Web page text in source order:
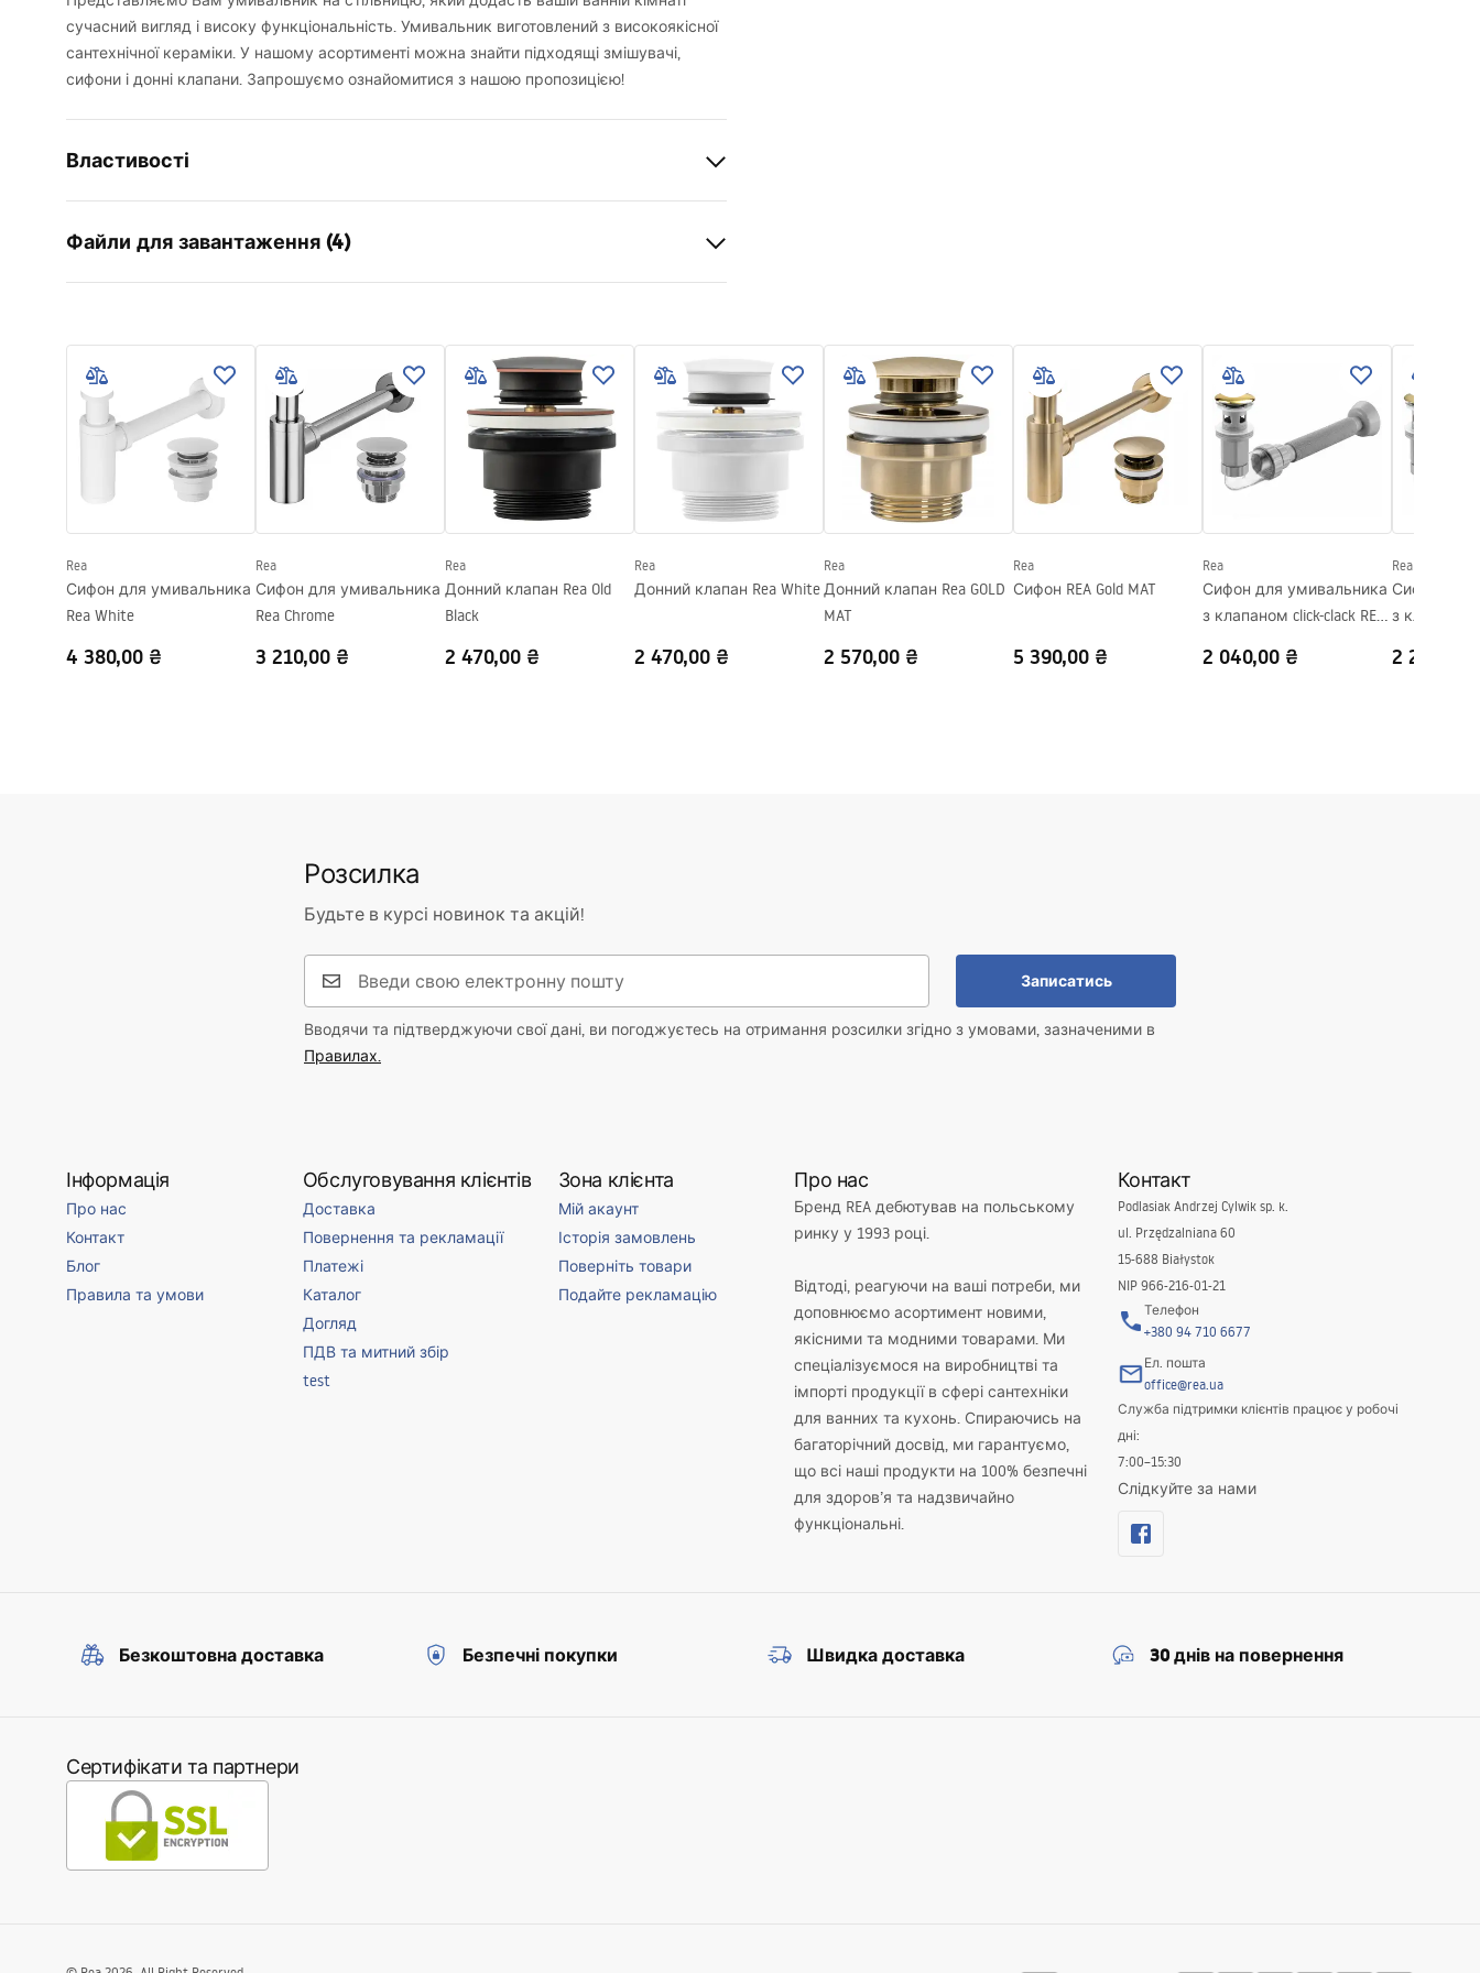
сучасний вигляд і високу функціональність. Умивальник виготовлений з високоякісної
сантехнічної кераміки. У нашому асортименті можна знайти підходящі змішувачі,
сифони і донні клапани. Запрошуємо ознайомитися з нашою пропозицією!
Властивості
Матеріал
Колір
Імітація каменю
Ширина
270
Висота
Форма
Отвір на змішувач
Ні
Переливний отвір
Файли для завантаження (4)
UMYWALKA SOFIA MINI AIAX SHINY
- NABLATOWA.pdf
Deklaracja Właściwości
Użytkowych
SOFIA MINI AIAX SHINY
Умови гарантії
Basins_-_5.pdf
Rea
Сифон для умивальника
Rea White
4 380,00 ₴
Rea
Сифон для умивальника
Rea Chrome
3 210,00 ₴
Rea
Донний клапан Rea Old
Black
2 470,00 ₴
Rea
Донний клапан Rea White
2 470,00 ₴
Rea
Донний клапан Rea GOLD
MAT
2 570,00 ₴
Rea
Сифон REA Gold MAT
5 390,00 ₴
Rea
Сифон для умивальника
з клапаном click-clack REA
2 040,00 ₴
Rea
Сифон для
з клапаном
2 220,00
Розсилка
Будьте в курсі новинок та акцій!
Записатись
Вводячи та підтверджуючи свої дані, ви погоджуєтесь на отримання розсилки згідно з умовами, зазначеними в
Правилах.
Інформація
Про нас
Контакт
Блог
Правила та умови
Обслуговування клієнтів
Доставка
Повернення та рекламації
Платежі
Каталог
Догляд
ПДВ та митний збір
test
Зона клієнта
Мій акаунт
Історія замовлень
Поверніть товари
Подайте рекламацію
Про нас
Бренд REA дебютував на польському
ринку у 1993 році.
Відтоді, реагуючи на ваші потреби, ми
доповнюємо асортимент новими,
якісними та модними товарами. Ми
спеціалізуємося на виробництві та
імпорті продукції в сфері сантехніки
для ванних та кухонь. Спираючись на
багаторічний досвід, ми гарантуємо,
що всі наші продукти на 100% безпечні
для здоров’я та надзвичайно
функціональні.
Контакт
Podlasiak Andrzej Cylwik sp. k.
ul. Przędzalniana 60
15-688 Białystok
NIP 966-216-01-21
Телефон
+380 94 710 6677
Ел. пошта
office@rea.ua
Служба підтримки клієнтів працює у робочі
дні:
7:00–15:30
Слідкуйте за нами
Безкоштовна доставка Безпечні покупки Швидка доставка 30 днів на повернення
Сертифікати та партнери